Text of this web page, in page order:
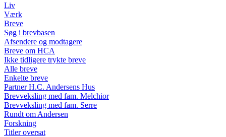
Liv
Værk
Breve
Søg i brevbasen
Afsendere og modtagere
Breve om HCA
Ikke tidligere trykte breve
Alle breve
Enkelte breve
Partner H.C. Andersens Hus
Brevveksling med fam. Melchior
Brevveksling med fam. Serre
Rundt om Andersen
Forskning
Titler oversat